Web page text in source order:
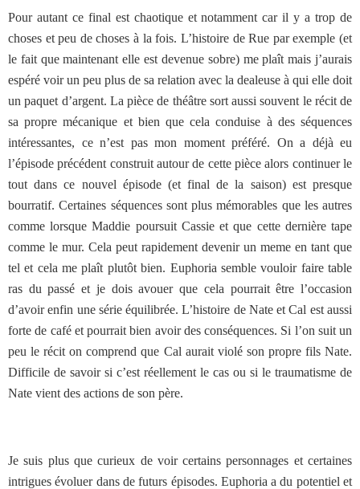
Pour autant ce final est chaotique et notamment car il y a trop de
choses et peu de choses à la fois. L’histoire de Rue par exemple (et
le fait que maintenant elle est devenue sobre) me plaît mais j’aurais
espéré voir un peu plus de sa relation avec la dealeuse à qui elle doit
un paquet d’argent. La pièce de théâtre sort aussi souvent le récit de
sa propre mécanique et bien que cela conduise à des séquences
intéressantes, ce n’est pas mon moment préféré. On a déjà eu
l’épisode précédent construit autour de cette pièce alors continuer le
tout dans ce nouvel épisode (et final de la saison) est presque
bourratif. Certaines séquences sont plus mémorables que les autres
comme lorsque Maddie poursuit Cassie et que cette dernière tape
comme le mur. Cela peut rapidement devenir un meme en tant que
tel et cela me plaît plutôt bien. Euphoria semble vouloir faire table
ras du passé et je dois avouer que cela pourrait être l’occasion
d’avoir enfin une série équilibrée. L’histoire de Nate et Cal est aussi
forte de café et pourrait bien avoir des conséquences. Si l’on suit un
peu le récit on comprend que Cal aurait violé son propre fils Nate.
Difficile de savoir si c’est réellement le cas ou si le traumatisme de
Nate vient des actions de son père.
Je suis plus que curieux de voir certains personnages et certaines
intrigues évoluer dans de futurs épisodes. Euphoria a du potentiel et